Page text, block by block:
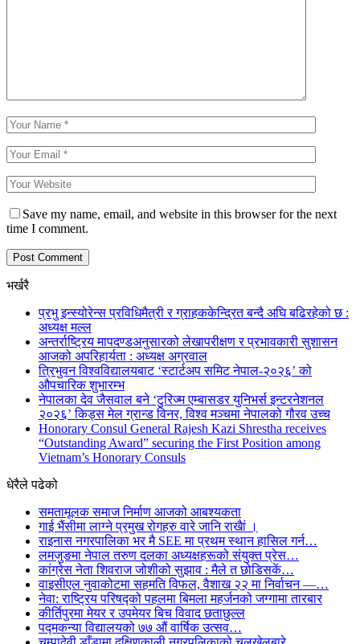
Save my name, email, and website in this browser for the next
time I comment.
भर्खरै
प्रभु इन्स्योरेन्स प्रविधिमैत्री र ग्राहककेन्द्रित बन्दै अघि बढिरहेको छ :
अध्यक्ष मल्ल
अन्तर्राष्ट्रिय मापदण्डअनुसारको लेखापरीक्षण र प्रभावकारी सुशासन
आजको अपरिहार्यता : अध्यक्ष अग्रवाल
त्रिभुवन विश्वविद्यालयबाट ‘स्टार्टअप समिट नेपाल-२०२६’ को
औपचारिक शुभारम्भ
नेपालका देव जैसवाल बने ‘टुरिज्म एम्बासडर युनिभर्स इन्टरनेशनल
२०२६’ किड्स मेल ग्रान्ड विनर, विश्व मञ्चमा नेपालको गौरव उच्च
Honorary Consul General Rajesh Kazi Shrestha receives
“Outstanding Award” securing the First Position among
Vietnam’s Honorary Consuls
धेरैले पढेको
समतामूलक समाज निर्माण आजको आबश्यकता
गाई भैंसीमा लाग्ने प्रमुख रोगहरु वारे जानि राखैां ।
राइनास नगरपालिका भर मै SEE मा प्रथम स्थान हासिल गर्न…
लमजुङमा नेपाल तरुण दलका अध्यक्षहरूको संयुक्त प्रेस…
कांग्रेस नेता शिवराज जोशीको सुझाव : मैले त छोडिसकें…
वाइसीएल नुवाकोटमा सहमति विफल, वैशाख २२ मा निर्वाचन —…
नेवा: राष्ट्रिय परिषद्को पहलमा बिमला महर्जनको जग्गामा तारबार
कीर्तिपुरमा मेयर र उपमेयर बिच विवाद छताछुल्ल
पद्मकन्या विद्यालयको ७७ औं ‌‌वार्षिक ‌उत्सव…